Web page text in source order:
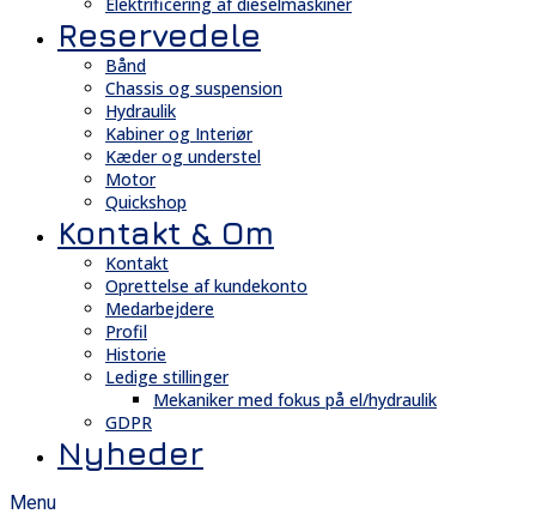
Reservedele
Bånd
Chassis og suspension
Hydraulik
Kabiner og Interiør
Kæder og understel
Motor
Quickshop
Kontakt & Om
Kontakt
Oprettelse af kundekonto
Medarbejdere
Profil
Historie
Ledige stillinger
Mekaniker med fokus på el/hydraulik
GDPR
Nyheder
Menu